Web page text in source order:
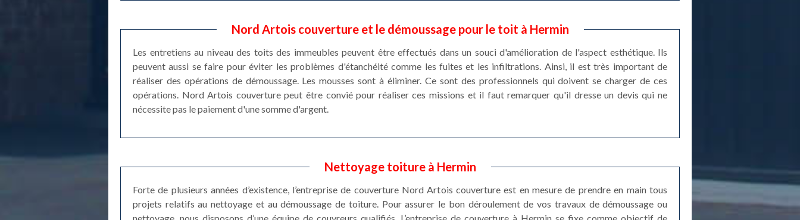
Nord Artois couverture et le démoussage pour le toit à Hermin
Les entretiens au niveau des toits des immeubles peuvent être effectués dans un souci d'amélioration de l'aspect esthétique. Ils
peuvent aussi se faire pour éviter les problèmes d'étanchéité comme les fuites et les infiltrations. Ainsi, il est très important de
réaliser des opérations de démoussage. Les mousses sont à éliminer. Ce sont des professionnels qui doivent se charger de ces
opérations. Nord Artois couverture peut être convié pour réaliser ces missions et il faut remarquer qu'il dresse un devis qui ne
nécessite pas le paiement d'une somme d'argent.
Nettoyage toiture à Hermin
Forte de plusieurs années d’existence, l’entreprise de couverture Nord Artois couverture est en mesure de prendre en main tous
projets relatifs au nettoyage et au démoussage de toiture. Pour assurer le bon déroulement de vos travaux de démoussage ou